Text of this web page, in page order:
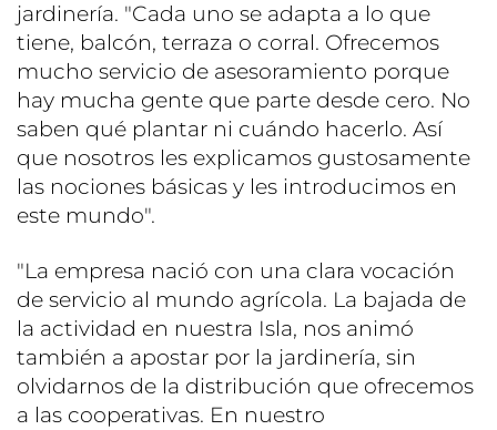
jardinería. "Cada uno se adapta a lo que
tiene, balcón, terraza o corral. Ofrecemos
mucho servicio de asesoramiento porque
hay mucha gente que parte desde cero. No
saben qué plantar ni cuándo hacerlo. Así
que nosotros les explicamos gustosamente
las nociones básicas y les introducimos en
este mundo".
"La empresa nació con una clara vocación
de servicio al mundo agrícola. La bajada de
la actividad en nuestra Isla, nos animó
también a apostar por la jardinería, sin
olvidarnos de la distribución que ofrecemos
a las cooperativas. En nuestro